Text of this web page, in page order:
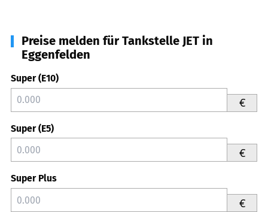
Preise melden für Tankstelle JET in
Eggenfelden
Super (E10)
€
Super (E5)
€
Super Plus
€